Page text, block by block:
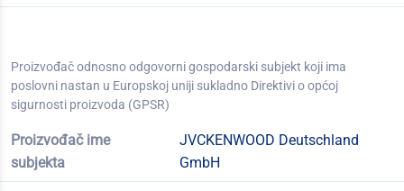
Proizvođač odnosno odgovorni gospodarski subjekt koji ima
poslovni nastan u Europskoj uniji sukladno Direktivi o općoj
sigurnosti proizvoda (GPSR)
Proizvođač ime
subjekta
JVCKENWOOD Deutschland
GmbH